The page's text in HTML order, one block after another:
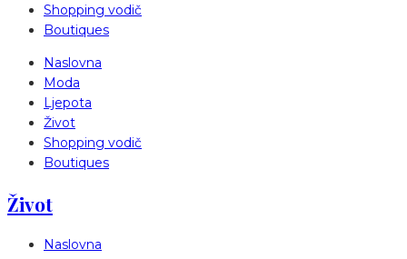
Shopping vodič
Boutiques
Naslovna
Moda
Ljepota
Život
Shopping vodič
Boutiques
Život
Naslovna